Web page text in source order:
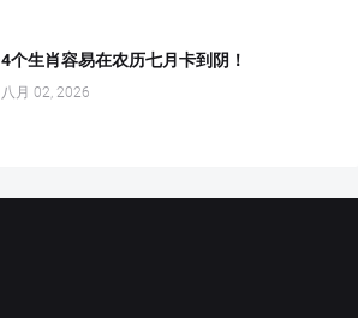
4个生肖容易在农历七月卡到阴！
八月 02, 2026